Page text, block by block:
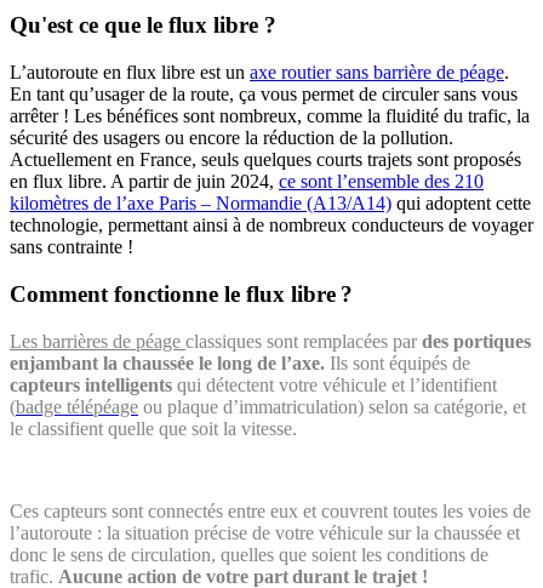
Qu'est ce que le flux libre ?
L’autoroute en flux libre est un axe routier sans barrière de péage.
En tant qu’usager de la route, ça vous permet de circuler sans vous
arrêter ! Les bénéfices sont nombreux, comme la fluidité du trafic, la
sécurité des usagers ou encore la réduction de la pollution.
Actuellement en France, seuls quelques courts trajets sont proposés
en flux libre. A partir de juin 2024, ce sont l’ensemble des 210
kilomètres de l’axe Paris – Normandie (A13/A14) qui adoptent cette
technologie, permettant ainsi à de nombreux conducteurs de voyager
sans contrainte !
Comment fonctionne le flux libre ?
Les barrières de péage classiques sont remplacées par des portiques
enjambant la chaussée le long de l’axe. Ils sont équipés de
capteurs intelligents qui détectent votre véhicule et l’identifient
(badge télépéage ou plaque d’immatriculation) selon sa catégorie, et
le classifient quelle que soit la vitesse.
Ces capteurs sont connectés entre eux et couvrent toutes les voies de
l’autoroute : la situation précise de votre véhicule sur la chaussée et
donc le sens de circulation, quelles que soient les conditions de
trafic. Aucune action de votre part durant le trajet !